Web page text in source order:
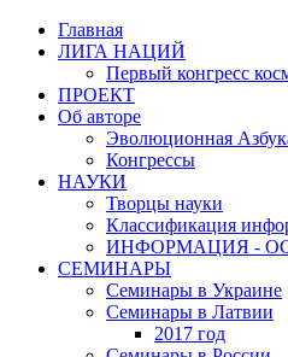
Главная
ЛИГА НАЦИЙ
Первый конгресс
ПРОЕКТ
Об авторе
Эволюционная
Конгрессы
НАУКИ
Творцы науки
Классификация
ИНФОРМАЦИЯ -
СЕМИНАРЫ
Семинары в Украине
Семинары в Латвии
2017 год